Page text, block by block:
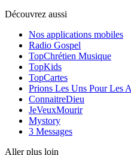
Découvrez aussi
Nos applications mobiles
Radio Gospel
TopChrétien Musique
TopKids
TopCartes
Prions Les Uns Pour Les
ConnaitreDieu
JeVeuxMourir
Mystory
3 Messages
Aller plus loin